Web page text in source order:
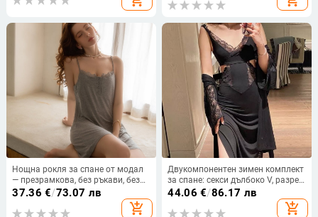
Нощна рокля за спане от модал
— презрамкова, без ръкави, без
яка, умерено тегло
37.36 €/73.07 лв
add_shopping_cart
Двукомпонентен зимен комплект
за спане: секси дълбоко V, разрез
на гърба, тънък силует, модална
44.06 €/86.17 лв
add_shopping_cart